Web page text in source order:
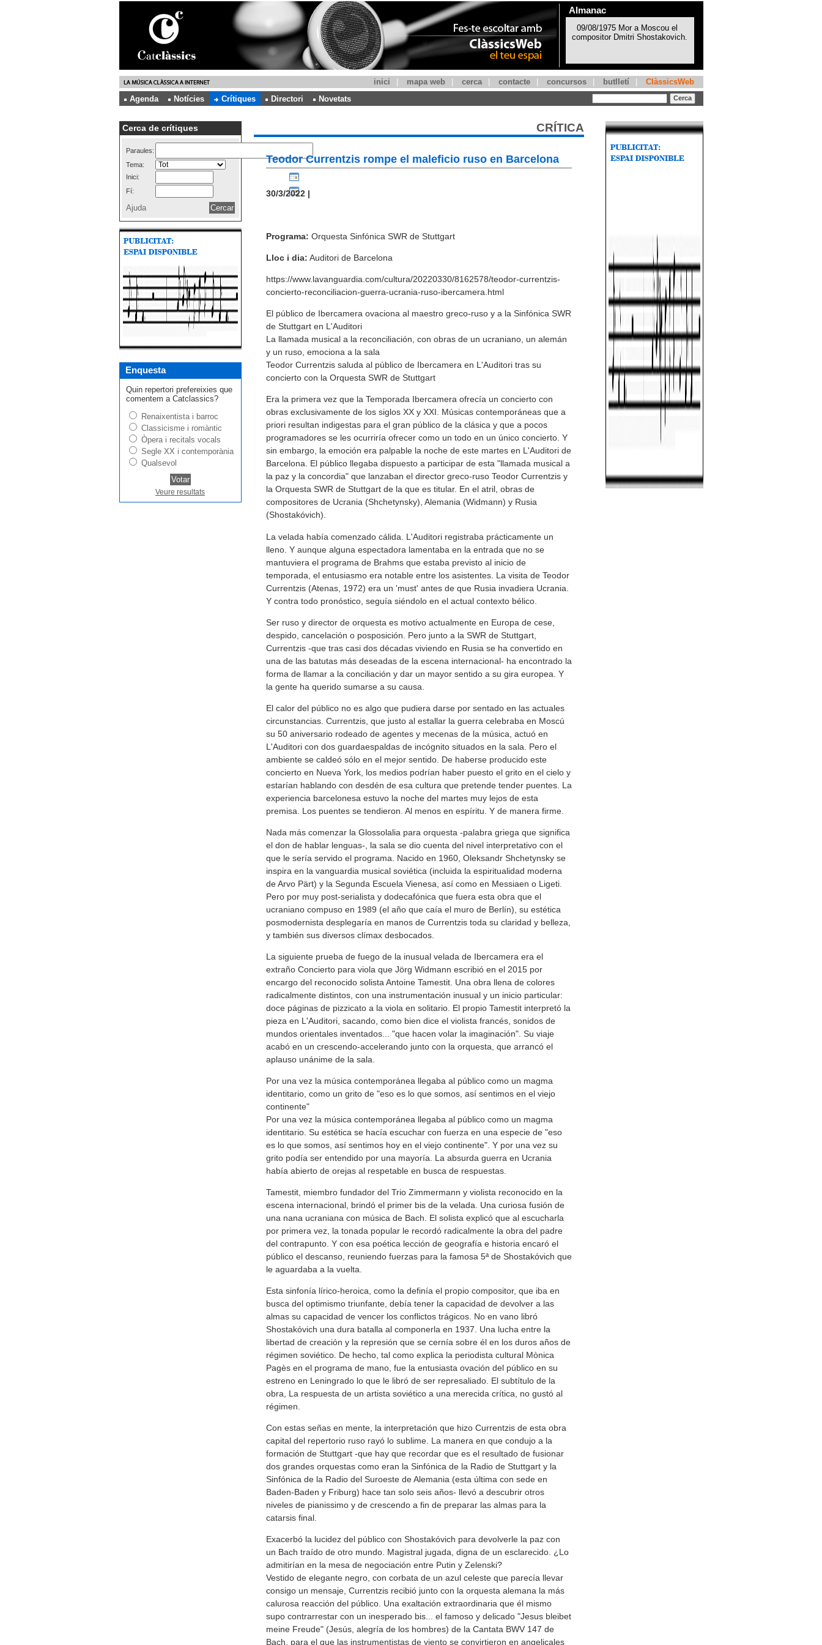
Almanac
inici mapa web cerca contacte concursos butlletí
ClàssicsWeb
Agenda
Notícies Crítiques Directori Novetats
Cerca de crítiques
Paraules:
Tema:
Inici:
Fí:
Ajuda
Enquesta
Quin repertori prefereixies que
comentem a Catclassics?
Renaixentista i barroc
Classicisme i romàntic
Òpera i recitals vocals
Segle XX i contemporània
Qualsevol
Veure resultats
CRÍTICA
Teodor Currentzis rompe el maleficio ruso en Barcelona
30/3/2022 |
Programa: Orquesta Sinfónica SWR de Stuttgart
Lloc i dia: Auditori de Barcelona
https://www.lavanguardia.com/cultura/20220330/8162578/teodor-currentzis-
concierto-reconciliacion-guerra-ucrania-ruso-ibercamera.html
El público de Ibercamera ovaciona al maestro greco-ruso y a la Sinfónica SWR
de Stuttgart en L'Auditori
La llamada musical a la reconciliación, con obras de un ucraniano, un alemán
y un ruso, emociona a la sala
Teodor Currentzis saluda al público de Ibercamera en L'Auditori tras su
concierto con la Orquesta SWR de Stuttgart
Era la primera vez que la Temporada Ibercamera ofrecía un concierto con
obras exclusivamente de los siglos XX y XXI. Músicas contemporáneas que a
priori resultan indigestas para el gran público de la clásica y que a pocos
programadores se les ocurriría ofrecer como un todo en un único concierto. Y
sin embargo, la emoción era palpable la noche de este martes en L'Auditori de
Barcelona. El público llegaba dispuesto a participar de esta "llamada musical a
la paz y la concordia" que lanzaban el director greco-ruso Teodor Currentzis y
la Orquesta SWR de Stuttgart de la que es titular. En el atril, obras de
compositores de Ucrania (Shchetynsky), Alemania (Widmann) y Rusia
(Shostakóvich).
La velada había comenzado cálida. L'Auditori registraba prácticamente un
lleno. Y aunque alguna espectadora lamentaba en la entrada que no se
mantuviera el programa de Brahms que estaba previsto al inicio de
temporada, el entusiasmo era notable entre los asistentes. La visita de Teodor
Currentzis (Atenas, 1972) era un 'must' antes de que Rusia invadiera Ucrania.
Y contra todo pronóstico, seguía siéndolo en el actual contexto bélico.
Ser ruso y director de orquesta es motivo actualmente en Europa de cese,
despido, cancelación o posposición. Pero junto a la SWR de Stuttgart,
Currentzis -que tras casi dos décadas viviendo en Rusia se ha convertido en
una de las batutas más deseadas de la escena internacional- ha encontrado la
forma de llamar a la conciliación y dar un mayor sentido a su gira europea. Y
la gente ha querido sumarse a su causa.
El calor del público no es algo que pudiera darse por sentado en las actuales
circunstancias. Currentzis, que justo al estallar la guerra celebraba en Moscú
su 50 aniversario rodeado de agentes y mecenas de la música, actuó en
L'Auditori con dos guardaespaldas de incógnito situados en la sala. Pero el
ambiente se caldeó sólo en el mejor sentido. De haberse producido este
concierto en Nueva York, los medios podrían haber puesto el grito en el cielo y
estarían hablando con desdén de esa cultura que pretende tender puentes. La
experiencia barcelonesa estuvo la noche del martes muy lejos de esta
premisa. Los puentes se tendieron. Al menos en espíritu. Y de manera firme.
Nada más comenzar la Glossolalia para orquesta -palabra griega que significa
el don de hablar lenguas-, la sala se dio cuenta del nivel interpretativo con el
que le sería servido el programa. Nacido en 1960, Oleksandr Shchetynsky se
inspira en la vanguardia musical soviética (incluida la espiritualidad moderna
de Arvo Pärt) y la Segunda Escuela Vienesa, así como en Messiaen o Ligeti.
Pero por muy post-serialista y dodecafónica que fuera esta obra que el
ucraniano compuso en 1989 (el año que caía el muro de Berlín), su estética
posmodernista desplegaría en manos de Currentzis toda su claridad y belleza,
y también sus diversos clímax desbocados.
La siguiente prueba de fuego de la inusual velada de Ibercamera era el
extraño Concierto para viola que Jörg Widmann escribió en el 2015 por
encargo del reconocido solista Antoine Tamestit. Una obra llena de colores
radicalmente distintos, con una instrumentación inusual y un inicio particular:
doce páginas de pizzicato a la viola en solitario. El propio Tamestit interpretó la
pieza en L'Auditori, sacando, como bien dice el violista francés, sonidos de
mundos orientales inventados... "que hacen volar la imaginación". Su viaje
acabó en un crescendo-accelerando junto con la orquesta, que arrancó el
aplauso unánime de la sala.
Por una vez la música contemporánea llegaba al público como un magma
identitario, como un grito de "eso es lo que somos, así sentimos en el viejo
continente"
Por una vez la música contemporánea llegaba al público como un magma
identitario. Su estética se hacía escuchar con fuerza en una especie de "eso
es lo que somos, así sentimos hoy en el viejo continente". Y por una vez su
grito podía ser entendido por una mayoría. La absurda guerra en Ucrania
había abierto de orejas al respetable en busca de respuestas.
Tamestit, miembro fundador del Trio Zimmermann y violista reconocido en la
escena internacional, brindó el primer bis de la velada. Una curiosa fusión de
una nana ucraniana con música de Bach. El solista explicó que al escucharla
por primera vez, la tonada popular le recordó radicalmente la obra del padre
del contrapunto. Y con esa poética lección de geografía e historia encaró el
público el descanso, reuniendo fuerzas para la famosa 5ª de Shostakóvich que
le aguardaba a la vuelta.
Esta sinfonía lírico-heroica, como la definía el propio compositor, que iba en
busca del optimismo triunfante, debía tener la capacidad de devolver a las
almas su capacidad de vencer los conflictos trágicos. No en vano libró
Shostakóvich una dura batalla al componerla en 1937. Una lucha entre la
libertad de creación y la represión que se cernía sobre él en los duros años de
régimen soviético. De hecho, tal como explica la periodista cultural Mònica
Pagès en el programa de mano, fue la entusiasta ovación del público en su
estreno en Leningrado lo que le libró de ser represaliado. El subtítulo de la
obra, La respuesta de un artista soviético a una merecida crítica, no gustó al
régimen.
Con estas señas en mente, la interpretación que hizo Currentzis de esta obra
capital del repertorio ruso rayó lo sublime. La manera en que condujo a la
formación de Stuttgart -que hay que recordar que es el resultado de fusionar
dos grandes orquestas como eran la Sinfónica de la Radio de Stuttgart y la
Sinfónica de la Radio del Suroeste de Alemania (esta última con sede en
Baden-Baden y Friburg) hace tan solo seis años- llevó a descubrir otros
niveles de pianissimo y de crescendo a fin de preparar las almas para la
catarsis final.
Exacerbó la lucidez del público con Shostakóvich para devolverle la paz con
un Bach traído de otro mundo. Magistral jugada, digna de un esclarecido. ¿Lo
admitirían en la mesa de negociación entre Putin y Zelenski?
Vestido de elegante negro, con corbata de un azul celeste que parecía llevar
consigo un mensaje, Currentzis recibió junto con la orquesta alemana la más
calurosa reacción del público. Una exaltación extraordinaria que él mismo
supo contrarrestar con un inesperado bis... el famoso y delicado "Jesus bleibet
meine Freude" (Jesús, alegría de los hombres) de la Cantata BWV 147 de
Bach, para el que las instrumentistas de viento se convirtieron en angelicales